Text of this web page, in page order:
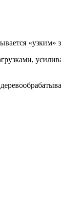
«узким»